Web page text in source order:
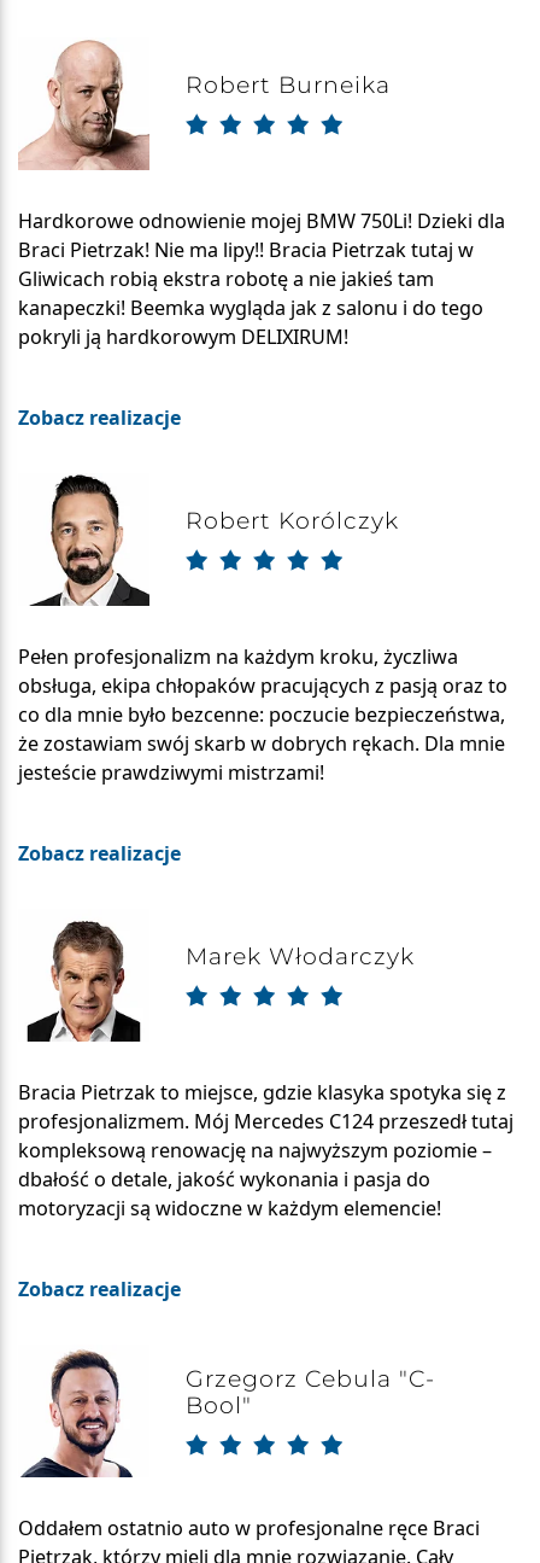
Robert Burneika
Hardkorowe odnowienie mojej BMW 750Li! Dzieki dla
Braci Pietrzak! Nie ma lipy!! Bracia Pietrzak tutaj w
Gliwicach robią ekstra robotę a nie jakieś tam
kanapeczki! Beemka wygląda jak z salonu i do tego
pokryli ją hardkorowym DELIXIRUM!
Zobacz realizacje
Robert Korólczyk
Pełen profesjonalizm na każdym kroku, życzliwa
obsługa, ekipa chłopaków pracujących z pasją oraz to
co dla mnie było bezcenne: poczucie bezpieczeństwa,
że zostawiam swój skarb w dobrych rękach. Dla mnie
jesteście prawdziwymi mistrzami!
Zobacz realizacje
Marek Włodarczyk
Bracia Pietrzak to miejsce, gdzie klasyka spotyka się z
profesjonalizmem. Mój Mercedes C124 przeszedł tutaj
kompleksową renowację na najwyższym poziomie –
dbałość o detale, jakość wykonania i pasja do
motoryzacji są widoczne w każdym elemencie!
Zobacz realizacje
Grzegorz Cebula "C-
Bool"
Oddałem ostatnio auto w profesjonalne ręce Braci
Pietrzak, którzy mieli dla mnie rozwiązanie. Cały